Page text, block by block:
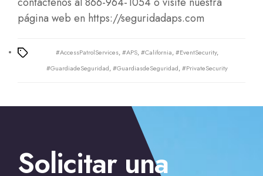
página web en https://seguridadaps.com
Tags
#AccessPatrolServices,#APS,#California,#EventSecurity,
#GuardiadeSeguridad,#GuardiasdeSeguridad,#PrivateSecurity
Guardias para estacionamientos en San Diego; medidas
de seguridad
→ Seguridad: Guardaespaldas para
celebridades en Santa María
Solicitar una